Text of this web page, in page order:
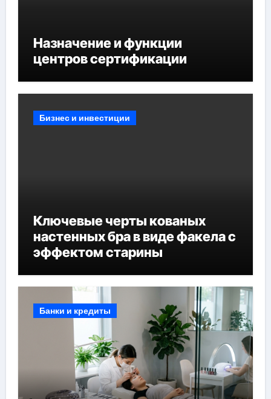
Назначение и функции
центров сертификации
Бизнес и инвестиции
Ключевые черты кованых
настенных бра в виде факела с
эффектом старины
Банки и кредиты